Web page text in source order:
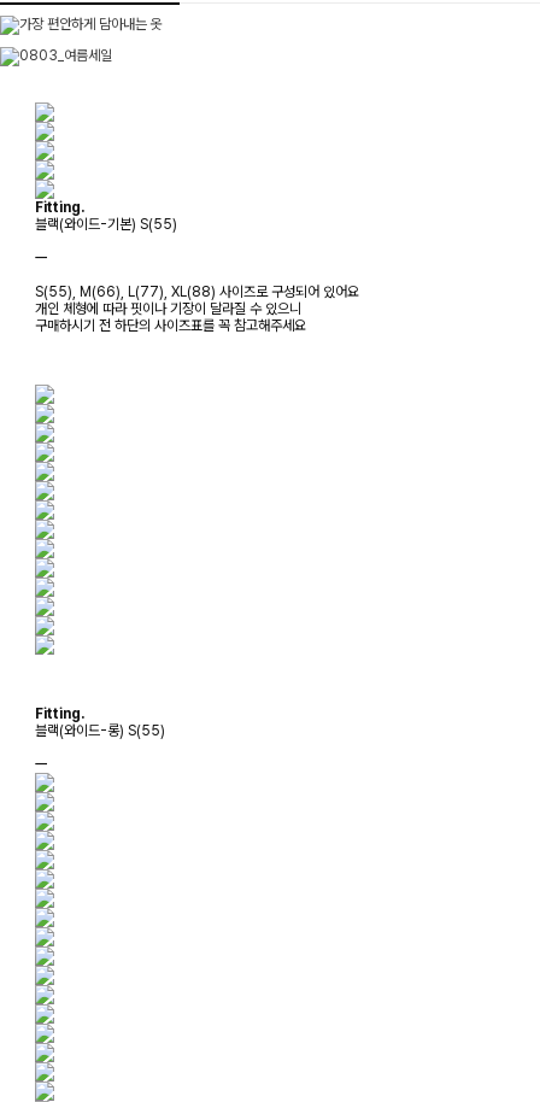
Fitting.
블랙(와이드-기본) S(55)
ㅡ
S(55), M(66), L(77), XL(88) 사이즈로 구성되어 있어요
개인 체형에 따라 핏이나 기장이 달라질 수 있으니
구매하시기 전 하단의 사이즈표를 꼭 참고해주세요
Fitting.
블랙(와이드-롱) S(55)
ㅡ